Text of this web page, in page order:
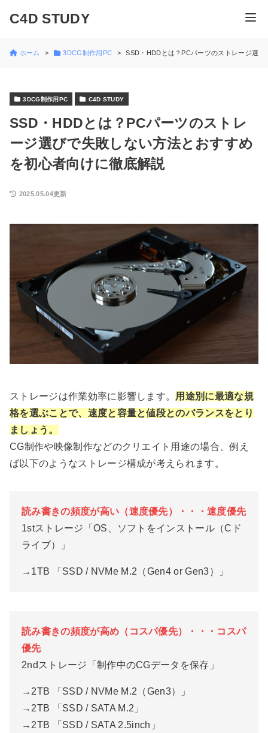
C4D STUDY
ホーム 3DCG制作用PC SSD・HDDとは？PCパーツのストレージ選
3DCG制作用PC C4D STUDY
SSD・HDDとは？PCパーツのストレ
ージ選びで失敗しない方法とおすすめ
を初心者向けに徹底解説
2025.05.04更新
ストレージは作業効率に影響します。 用途別に最適な規
格を選ぶことで、速度と容量と値段とのバランスをとり
ましょう。
CG制作や映像制作などのクリエイト用途の場合、例え
ば以下のようなストレージ構成が考えられます。
読み書きの頻度が高い（速度優先）・・・速度優先
1stストレージ「OS、ソフトをインストール（Cド
ライブ）」
→1TB 「SSD / NVMe M.2（Gen4 or Gen3）」
読み書きの頻度が高め（コスパ優先）・・・コスパ
優先
2ndストレージ「制作中のCGデータを保存」
→2TB 「SSD / NVMe M.2（Gen3）」
→2TB 「SSD / SATA M.2」
→2TB 「SSD / SATA 2.5inch」